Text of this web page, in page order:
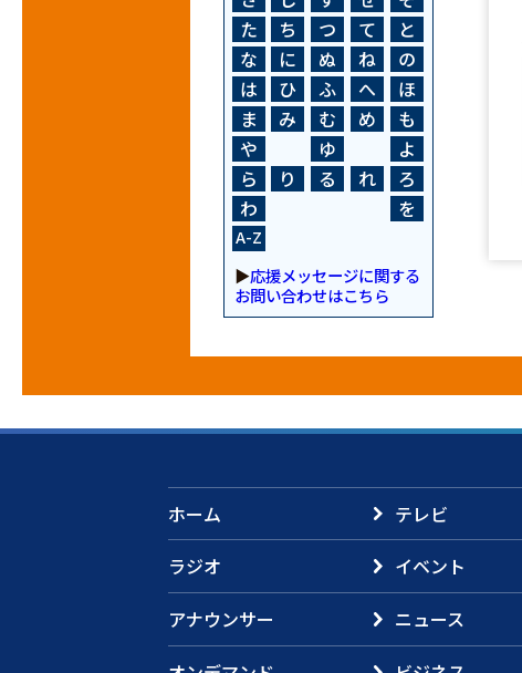
た
ち つ て
と
な
に ぬ ね
の
は
ひ ふ へ
ほ
ま
み む め
も
や
ゆ
よ
ら
り る れ
ろ
わ
を
A-Z
▶応援メッセージに関する
お問い合わせはこちら
ホーム
テレビ
ラジオ
イベント
アナウンサー
ニュース